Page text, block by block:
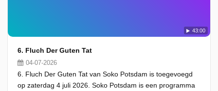
43:00
6. Fluch Der Guten Tat
04-07-2026
6. Fluch Der Guten Tat van Soko Potsdam is toegevoegd
op zaterdag 4 juli 2026. Soko Potsdam is een programma